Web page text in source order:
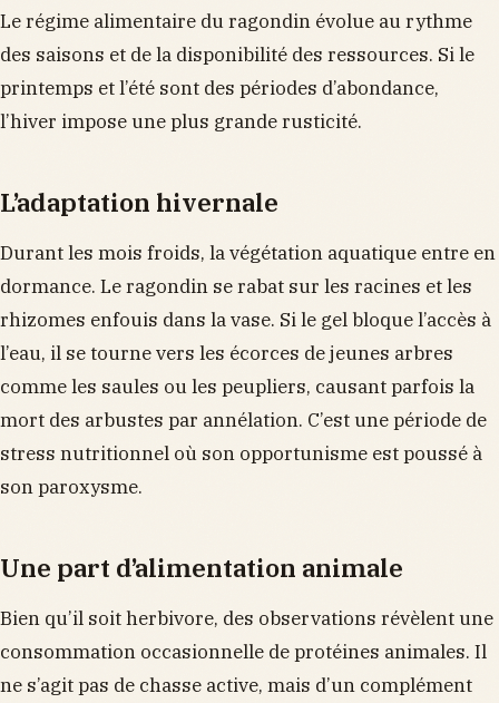
Le régime alimentaire du ragondin évolue au rythme
des saisons et de la disponibilité des ressources. Si le
printemps et l’été sont des périodes d’abondance,
l’hiver impose une plus grande rusticité.
L’adaptation hivernale
Durant les mois froids, la végétation aquatique entre en
dormance. Le ragondin se rabat sur les racines et les
rhizomes enfouis dans la vase. Si le gel bloque l’accès à
l’eau, il se tourne vers les écorces de jeunes arbres
comme les saules ou les peupliers, causant parfois la
mort des arbustes par annélation. C’est une période de
stress nutritionnel où son opportunisme est poussé à
son paroxysme.
Une part d’alimentation animale
Bien qu’il soit herbivore, des observations révèlent une
consommation occasionnelle de protéines animales. Il
ne s’agit pas de chasse active, mais d’un complément